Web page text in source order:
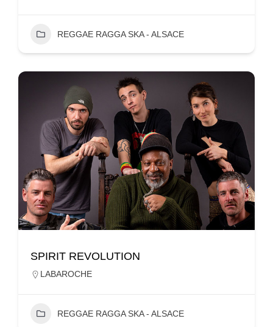
REGGAE RAGGA SKA - ALSACE
SPIRIT REVOLUTION
LABAROCHE
REGGAE RAGGA SKA - ALSACE